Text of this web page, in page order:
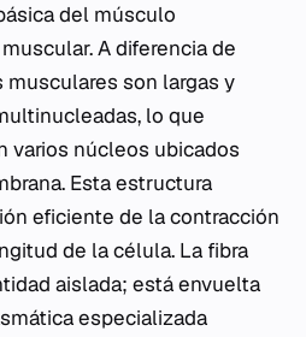
del músculo
A diferencia de
son largas y
lo que
varios núcleos ubicados
Esta estructura
eficiente de la contracción
de la célula. La fibra
aislada; está envuelta
especializada